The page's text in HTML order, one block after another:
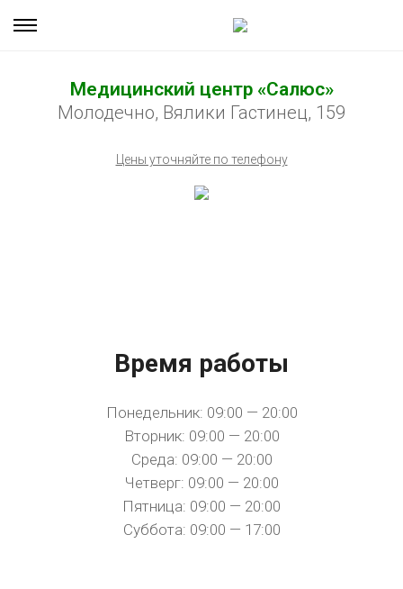
Медицинский центр «Салюс»
Молодечно, Вялики Гастинец, 159
Цены уточняйте по телефону
Время работы
Понедельник: 09:00 — 20:00
Вторник: 09:00 — 20:00
Среда: 09:00 — 20:00
Четверг: 09:00 — 20:00
Пятница: 09:00 — 20:00
Суббота: 09:00 — 17:00